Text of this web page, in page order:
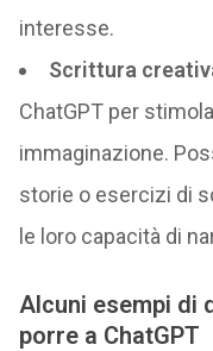
interesse.
Scrittura
ChatGPT per
immaginazione.
storie o esercizi di
le loro capacità di
Alcuni esempi di
porre a ChatGPT